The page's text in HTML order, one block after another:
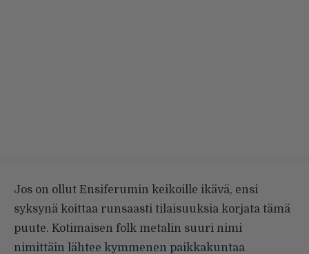
Jos on ollut Ensiferumin keikoille ikävä, ensi
syksynä koittaa runsaasti tilaisuuksia korjata tämä
puute. Kotimaisen folk metalin suuri nimi
nimittäin lähtee kymmenen paikkakuntaa